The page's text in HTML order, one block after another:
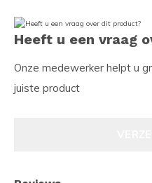
Heeft u een vraag
Onze medewerker helpt u
juiste product